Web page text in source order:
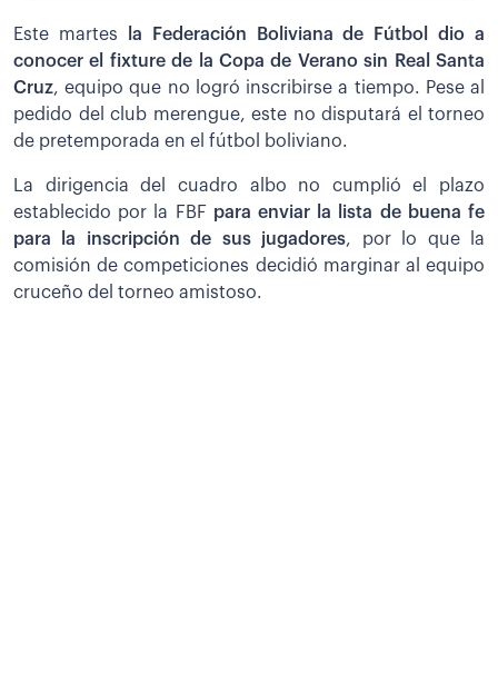
Este martes
la Federación Boliviana de Fútbol dio a
conocer el fixture de la Copa de Verano sin Real Santa
Cruz, equipo que no logró inscribirse a tiempo. Pese al
pedido del club merengue, este no disputará el torneo
de pretemporada en el fútbol boliviano.
La dirigencia del cuadro albo no cumplió el plazo
establecido por la FBF para enviar la lista de buena fe
para la inscripción de sus jugadores, por lo que la
comisión de competiciones decidió marginar al equipo
cruceño del torneo amistoso.